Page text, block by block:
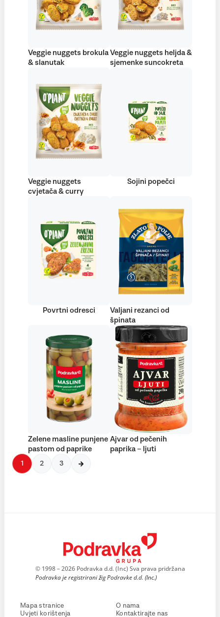
Veggie nuggets brokula
& slanutak
Veggie nuggets heljda &
sjemenke suncokreta
Veggie nuggets
cvjetača & curry
Sojini popečci
Povrtni odresci
Valjani rezanci od
špinata
Zelene masline punjene
pastom od paprike
Ajvar od pečenih
paprika – ljuti
1 2 3
© 1998 – 2026 Podravka d.d. (Inc) Sva prava pridržana
Podravka je registrirani žig Podravke d.d. (Inc.)
Mapa stranice
Uvjeti korištenja
O nama
Kontaktirajte nas